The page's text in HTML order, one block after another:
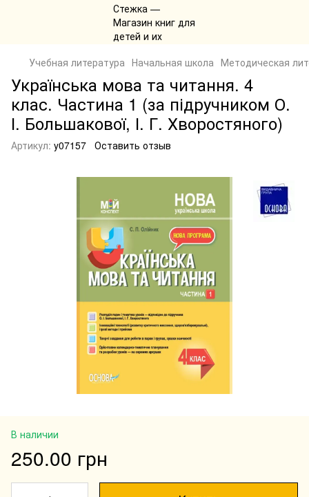
Учебная литература Начальная школа Методическая
Українська мова та читання. 4
клас. Частина 1 (за підручником О.
І. Большакової, І. Г. Хворостяного)
Артикул: y07157 Оставить отзыв
В наличии
250.00 грн